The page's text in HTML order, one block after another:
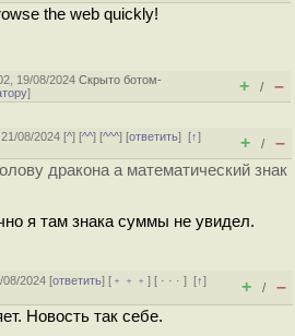
the web quickly!
19/08/2024Скрыто ботом-
] + / –
08/2024 [^] [^^] [^^^] [ответить][↑]
+ / –
дракона а математический знак
я там знака суммы не увидел.
08/2024 [ответить] [ ﹢﹢﹢] [ · · ·][↑]
+ / –
Новость так себе.